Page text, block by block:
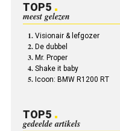
TOP5
meest gelezen
Visionair & lefgozer
De dubbel
Mr. Proper
Shake it baby
Icoon: BMW R1200 RT
TOP5
gedeelde artikels